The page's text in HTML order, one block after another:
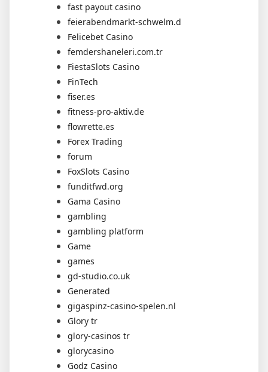
fast payout casino
feierabendmarkt-schwelm.d
Felicebet Casino
femdershaneleri.com.tr
FiestaSlots Casino
FinTech
fiser.es
fitness-pro-aktiv.de
flowrette.es
Forex Trading
forum
FoxSlots Casino
funditfwd.org
Gama Casino
gambling
gambling platform
Game
games
gd-studio.co.uk
Generated
gigaspinz-casino-spelen.nl
Glory tr
glory-casinos tr
glorycasino
Godz Casino